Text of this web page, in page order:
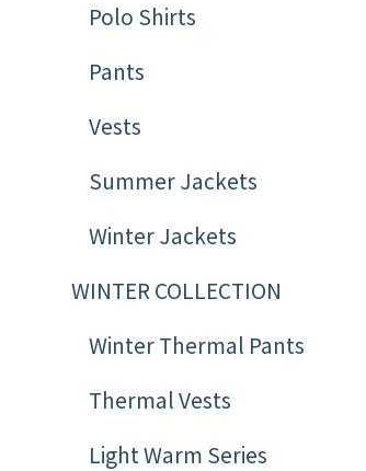
Polo Shirts
Pants
Vests
Summer Jackets
Winter Jackets
WINTER COLLECTION
Winter Thermal Pants
Thermal Vests
Light Warm Series